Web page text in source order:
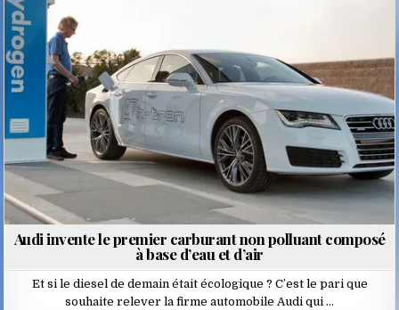
Audi invente le premier carburant non polluant composé
à base d’eau et d’air
Et si le diesel de demain était écologique ? C’est le pari que
souhaite relever la firme automobile Audi qui …